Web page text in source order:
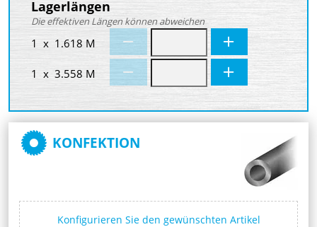
Lagerlängen
Die effektiven Längen können abweichen
1 x 1.618 M
1 x 3.558 M
KONFEKTION
Konfigurieren Sie den gewünschten Artikel